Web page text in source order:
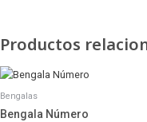
Productos
Bengalas
Bengala Número